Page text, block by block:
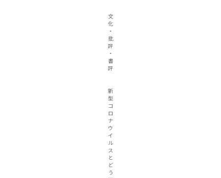
文
化
・
批
評
・
書
評
新
型
コ
ロ
ナ
ウ
イ
ル
ス
と
ど
う